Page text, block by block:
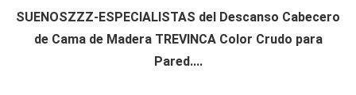
SUENOSZZZ-ESPECIALISTAS del Descanso Cabecero
de Cama de Madera TREVINCA Color Crudo para
Pared....